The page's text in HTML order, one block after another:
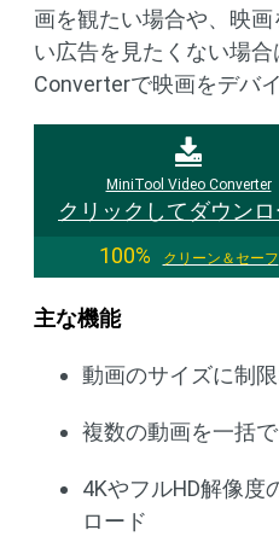
画を観たい場合や、映
い広告を見たくない場
Converterで映画をデバ
MiniTool Video Converter
クリックしてダウンロ
100%
クリーン＆セーフ
主な機能
動画のサイズに制
複数の動画を一括
4KやフルHD解像度
ロード